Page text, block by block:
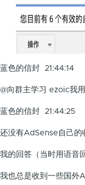
蓝色的信封 21:44:14
@向群主学习 ezoic我
蓝色的信封 21:44:25
还没有AdSense自己的
我的回答（当时用语音
我也总是收到一些国外